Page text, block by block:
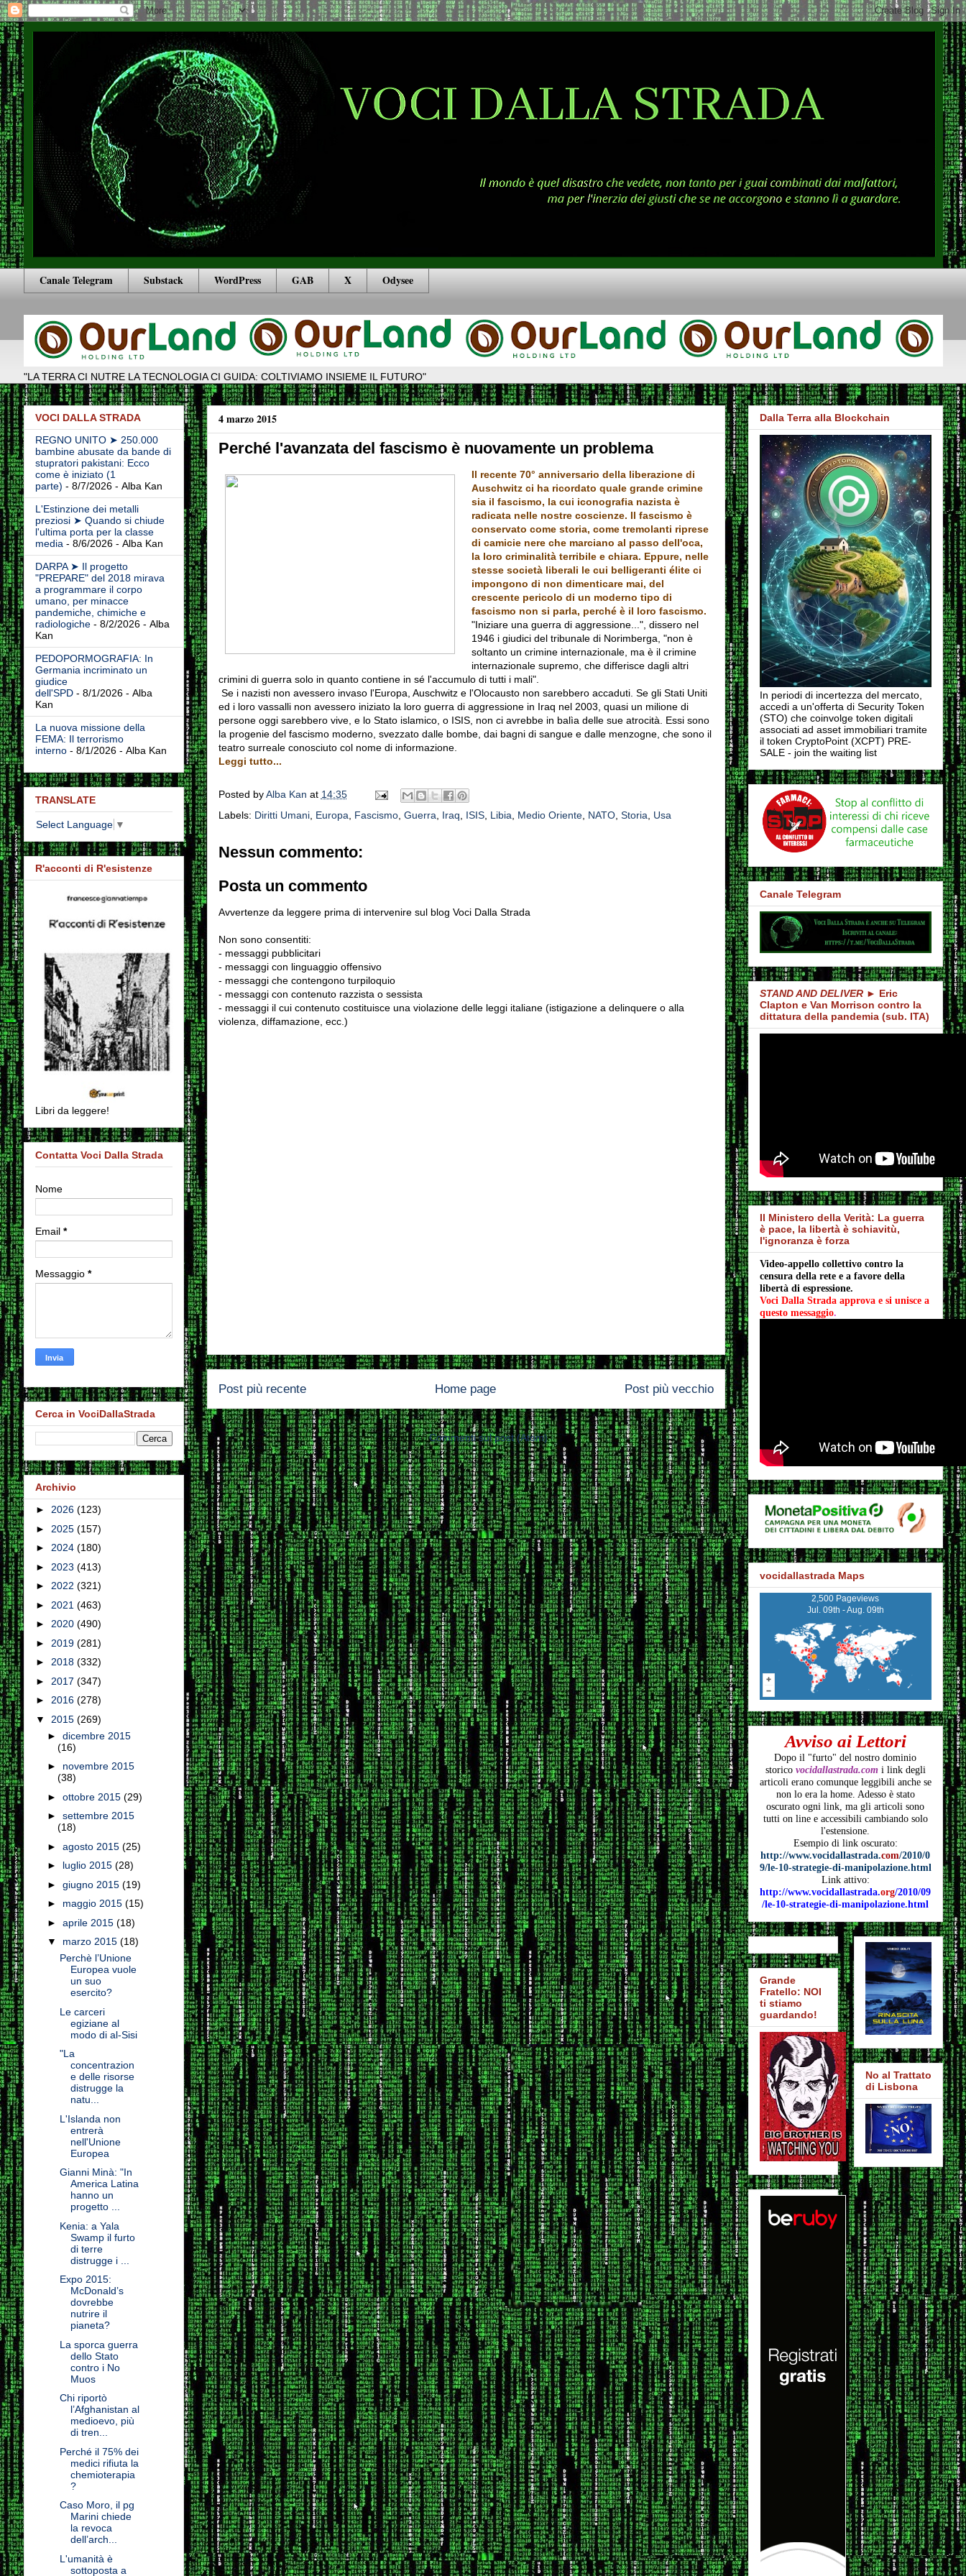
Canale Telegram Substack WordPress GAB X Odysee
"LA TERRA CI NUTRE LA TECNOLOGIA CI GUIDA: COLTIVIAMO INSIEME IL FUTURO"
4 marzo 2015
Perché l'avanzata del fascismo è nuovamente un problema
Il recente 70° anniversario della liberazione di
Auschwitz ci ha ricordato quale grande crimine
sia il fascismo, la cui iconografia nazista è
radicata nelle nostre coscienze. Il fascismo è
conservato come storia, come tremolanti riprese
di camicie nere che marciano al passo dell'oca,
la loro criminalità terribile e chiara. Eppure, nelle
stesse società liberali le cui belligeranti élite ci
impongono di non dimenticare mai, del
crescente pericolo di un moderno tipo di
fascismo non si parla, perché è il loro fascismo.
"Iniziare una guerra di aggressione...", dissero nel
1946 i giudici del tribunale di Norimberga, "non è
soltanto un crimine internazionale, ma è il crimine
internazionale supremo, che differisce dagli altri
crimini di guerra solo in quanto contiene in sé l'accumulo di tutti i mali".
Se i nazisti non avessero invaso l'Europa, Auschwitz e l'Olocausto non sarebbero accaduti. Se gli Stati Uniti
ed i loro vassalli non avessero iniziato la loro guerra di aggressione in Iraq nel 2003, quasi un milione di
persone oggi sarebbero vive, e lo Stato islamico, o ISIS, non ci avrebbe in balìa delle sue atrocità. Essi sono
la progenie del fascismo moderno, svezzato dalle bombe, dai bagni di sangue e dalle menzogne, che sono il
teatro surreale conosciuto col nome di informazione.
Leggi tutto...
Posted byAlba Kan at 14:35
Labels: Diritti Umani, Europa Fascismo, Guerra Iraq ISIS, Libia Medio Oriente, NATO, Storia Usa
Nessun commento:
Posta un commento
Avvertenze da leggere prima di intervenire sul blog Voci Dalla Strada
Non sono consentiti:
- messaggi pubblicitari
- messaggi con linguaggio offensivo
- messaggi che contengono turpiloquio
- messaggi con contenuto razzista o sessista
- messaggi il cui contenuto costituisce una violazione delle leggi italiane (istigazione a delinquere o alla
violenza, diffamazione, ecc.)
Post più recente Post più vecchio
Home page
Iscriviti a:Commenti sul post (Atom)
VOCI DALLA STRADA
REGNO UNITO ➤ 250.000
bambine abusate da bande di
stupratori pakistani: Ecco
come è iniziato (1
parte) - 8/7/2026- Alba Kan
L'Estinzione dei metalli
preziosi ➤ Quando si chiude
l'ultima porta per la classe
media - 8/6/2026- Alba Kan
DARPA ➤ Il progetto
"PREPARE" del 2018 mirava
a programmare il corpo
umano, per minacce
pandemiche, chimiche e
radiologiche- 8/2/2026- Alba
Kan
PEDOPORMOGRAFIA: In
Germania incriminato un
giudice
dell'SPD- 8/1/2026- Alba
Kan
La nuova missione della
FEMA: Il terrorismo
interno- 8/1/2026- Alba Kan
TRANSLATE
Select Language ▼
R'acconti di R'esistenze
Libri da leggere!
Contatta Voci Dalla Strada
Nome
Email *
Messaggio *
Cerca in VociDallaStrada
Archivio
► 2026 (123)
► 2025 (157)
► 2024 (180)
► 2023 (413)
► 2022 (321)
► 2021 (463)
► 2020 (490)
► 2019 (281)
► 2018 (332)
► 2017 (347)
► 2016 (278)
▼ 2015 (269)
►dicembre 2015
(16)
► novembre 2015
(38)
►ottobre 2015(29)
►settembre 2015
(18)
►agosto 2015(25)
► luglio 2015(28)
►giugno 2015(19)
► maggio 2015(15)
►aprile 2015(18)
▼ marzo 2015(18)
Perchè l’Unione
Europea vuole
un suo
esercito?
Le carceri
egiziane al
modo di al-Sisi
"La
concentrazion
e delle risorse
distrugge la
natu...
L'Islanda non
entrerà
nell'Unione
Europea
Gianni Minà: "In
America Latina
hanno un
progetto ...
Kenia: a Yala
Swamp il furto
di terre
distrugge i ...
Expo 2015:
McDonald’s
dovrebbe
nutrire il
pianeta?
La sporca guerra
dello Stato
contro i No
Muos
Chi riportò
l’Afghanistan al
medioevo, più
di tren...
Perché il 75% dei
medici rifiuta la
chemioterapia
?
Caso Moro, il pg
Marini chiede
la revoca
dell’arch...
L'umanità è
sottoposta a
Dalla Terra alla Blockchain
In periodi di incertezza del mercato,
accedi a un'offerta di Security Token
(STO) che coinvolge token digitali
associati ad asset immobiliari tramite
il token CryptoPoint (XCPT) PRE-
SALE - join the waiting list
Canale Telegram
STAND AND DELIVER► Eric
Clapton e Van Morrison contro la
dittatura della pandemia (sub. ITA)
Il Ministero della Verità: La guerra
è pace, la libertà è schiavitù,
l'ignoranza è forza
Video-appello collettivo contro la
censura della rete e a favore della
libertà di espressione.
Voci Dalla Strada approva e si unisce a
questo messaggio.
vocidallastrada Maps
2,500 Pageviews
Jul. 09th - Aug. 09th
Avviso ai Lettori
Dopo il "furto" del nostro dominio
storico vocidallastrada.comi link degli
articoli erano comunque leggibili anche se
non lo era la home. Adesso è stato
oscurato ogni link, ma gli articoli sono
tutti on line e accessibili cambiando solo
l'estensione.
Esempio di link oscurato:
http://www.vocidallastrada.com/2010/0
9/le-10-strategie-di-manipolazione.html
Link attivo:
http://www.vocidallastrada.org/2010/09
/le-10-strategie-di-manipolazione.html
Grande
Fratello: NOI
ti stiamo
guardando!
No al Trattato
di Lisbona